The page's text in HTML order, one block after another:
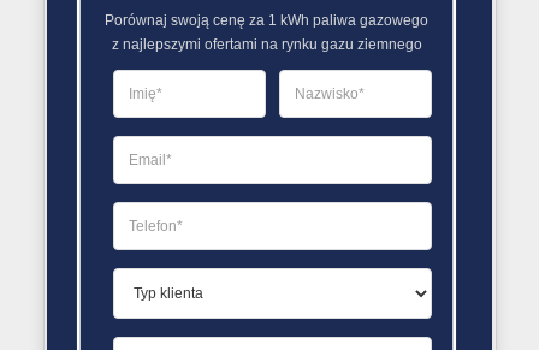
Środa 08:00 – 17:00
Czwartek 08:00 – 17:00
Piątek 08:00 – 17:00
Sobota Zamknięte
Niedziela Zamknięte
Porównaj swoją cenę za 1 kWh paliwa gazowego
z najlepszymi ofertami na rynku gazu ziemnego